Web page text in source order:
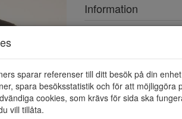
Information
Vattentät
sparar referenser till ditt besök på din
spara besöksstatistik och för att möjliggöra
cookies, som krävs för sida ska
vill tillåta.